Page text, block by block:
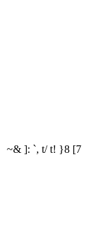
~& ]: `, t/ t! }8 [7